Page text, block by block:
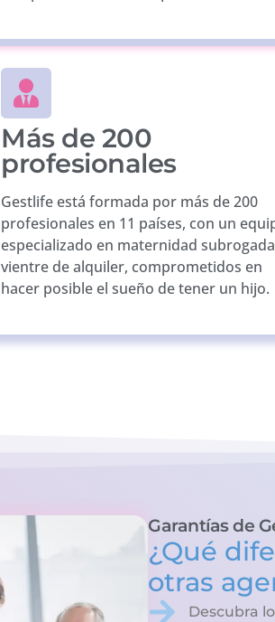
Más de 200
profesionales
Gestlife está formada por más de 200
profesionales en 11 países, con un
especializado en maternidad
vientre de alquiler, comprometidos en
hacer posible el sueño de tener un hijo.
Garantías de
¿Qué
otras
Descubra